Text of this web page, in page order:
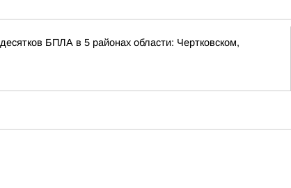
БПЛА в 5 районах области: Чертковском,